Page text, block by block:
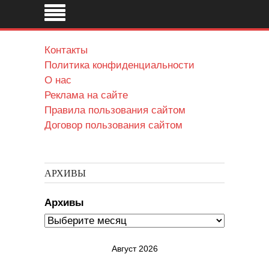
Контакты
Политика конфиденциальности
О нас
Реклама на сайте
Правила пользования сайтом
Договор пользования сайтом
АРХИВЫ
Архивы
Август 2026